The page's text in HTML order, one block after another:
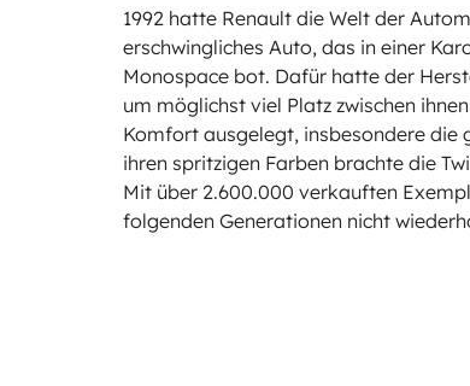
1992 hatte Renault die Welt der
erschwingliches Auto, das in einer
Monospace bot. Dafür hatte der
um möglichst viel Platz zwischen
Komfort ausgelegt, insbesondere die
ihren spritzigen Farben brachte die
Mit über 2.600.000 verkauften
folgenden Generationen nicht